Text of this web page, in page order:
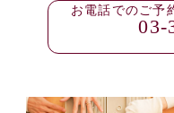
お電話でのご予
03-